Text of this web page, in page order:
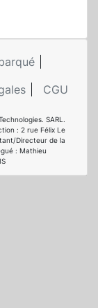
CGU
SARL.
: 2 rue Félix Le
Directeur de la
: Mathieu